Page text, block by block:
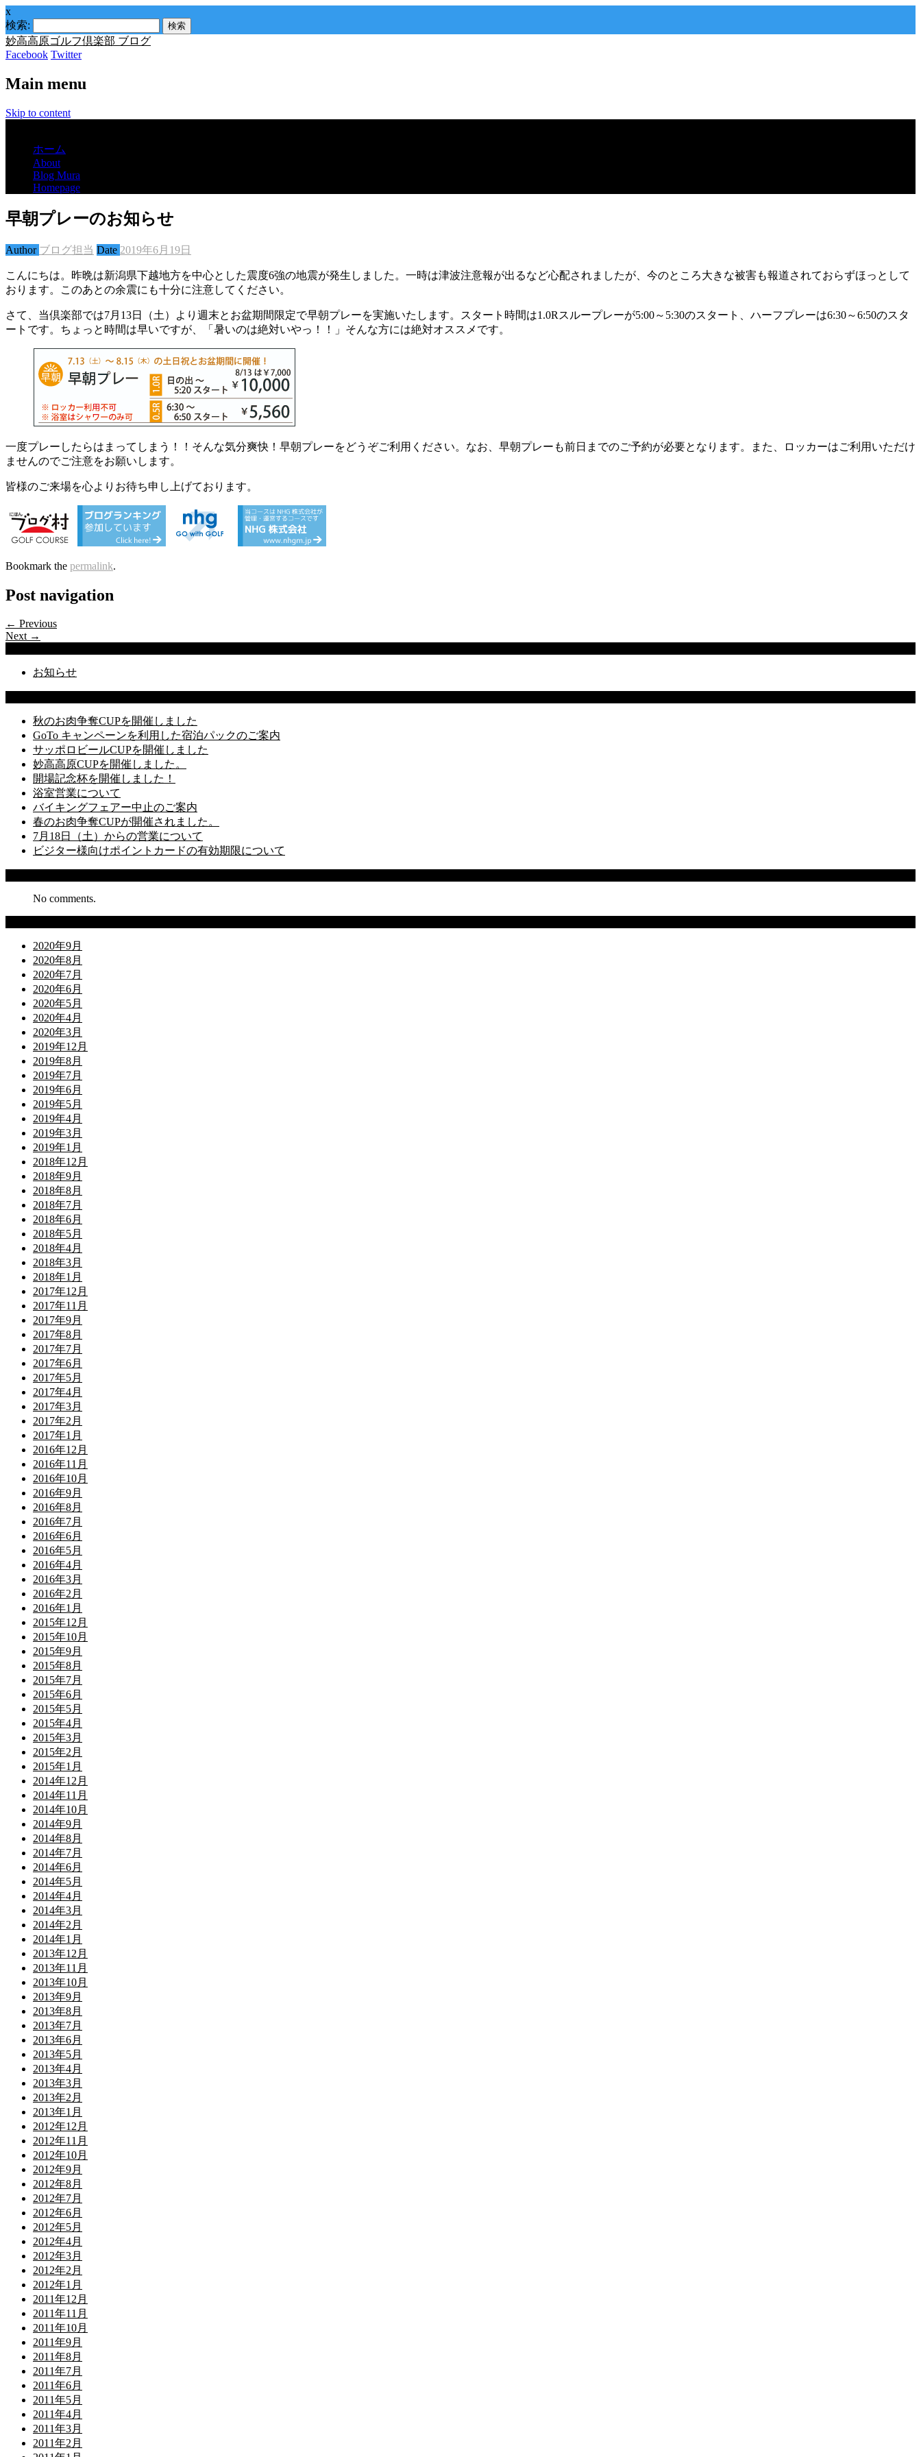
x
検索:
妙高高原ゴルフ倶楽部 ブログ
Facebook Twitter
Main menu
Skip to content
ホーム
About
Blog Mura
Homepage
早朝プレーのお知らせ
Author ブログ担当 Date 2019年6月19日
こんにちは。昨晩は新潟県下越地方を中心とした震度6強の地震が発生しました。一時は津波注意報が出るなど心配されましたが、今のところ大きな被害も報道されておらずほっとして
おります。このあとの余震にも十分に注意してください。
さて、当倶楽部では7月13日（土）より週末とお盆期間限定で早朝プレーを実施いたします。スタート時間は1.0Rスループレーが5:00～5:30のスタート、ハーフプレーは6:30～6:50のスタ
ートです。ちょっと時間は早いですが、「暑いのは絶対いやっ！！」そんな方には絶対オススメです。
一度プレーしたらはまってしまう！！そんな気分爽快！早朝プレーをどうぞご利用ください。なお、早朝プレーも前日までのご予約が必要となります。また、ロッカーはご利用いただけ
ませんのでご注意をお願いします。
皆様のご来場を心よりお待ち申し上げております。
Bookmark the permalink.
Post navigation
← Previous
Next →
お知らせ
秋のお肉争奪CUPを開催しました
GoTo キャンペーンを利用した宿泊パックのご案内
サッポロビールCUPを開催しました
妙高高原CUPを開催しました。
開場記念杯を開催しました！
浴室営業について
バイキングフェアー中止のご案内
春のお肉争奪CUPが開催されました。
7月18日（土）からの営業について
ビジター様向けポイントカードの有効期限について
No comments.
2020年9月
2020年8月
2020年7月
2020年6月
2020年5月
2020年4月
2020年3月
2019年12月
2019年8月
2019年7月
2019年6月
2019年5月
2019年4月
2019年3月
2019年1月
2018年12月
2018年9月
2018年8月
2018年7月
2018年6月
2018年5月
2018年4月
2018年3月
2018年1月
2017年12月
2017年11月
2017年9月
2017年8月
2017年7月
2017年6月
2017年5月
2017年4月
2017年3月
2017年2月
2017年1月
2016年12月
2016年11月
2016年10月
2016年9月
2016年8月
2016年7月
2016年6月
2016年5月
2016年4月
2016年3月
2016年2月
2016年1月
2015年12月
2015年10月
2015年9月
2015年8月
2015年7月
2015年6月
2015年5月
2015年4月
2015年3月
2015年2月
2015年1月
2014年12月
2014年11月
2014年10月
2014年9月
2014年8月
2014年7月
2014年6月
2014年5月
2014年4月
2014年3月
2014年2月
2014年1月
2013年12月
2013年11月
2013年10月
2013年9月
2013年8月
2013年7月
2013年6月
2013年5月
2013年4月
2013年3月
2013年2月
2013年1月
2012年12月
2012年11月
2012年10月
2012年9月
2012年8月
2012年7月
2012年6月
2012年5月
2012年4月
2012年3月
2012年2月
2012年1月
2011年12月
2011年11月
2011年10月
2011年9月
2011年8月
2011年7月
2011年6月
2011年5月
2011年4月
2011年3月
2011年2月